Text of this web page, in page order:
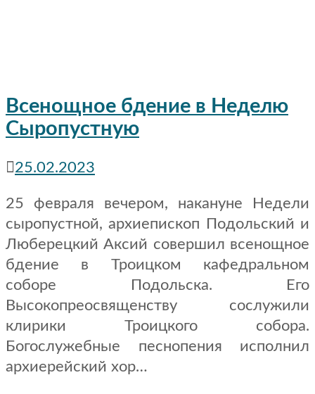
Всенощное бдение в Неделю
Сыропустную
25.02.2023
25 февраля вечером, накануне Недели
сыропустной, архиепископ Подольский и
Люберецкий Аксий совершил всенощное
бдение в Троицком кафедральном
соборе Подольска. Его
Высокопреосвященству сослужили
клирики Троицкого собора.
Богослужебные песнопения исполнил
архиерейский хор…